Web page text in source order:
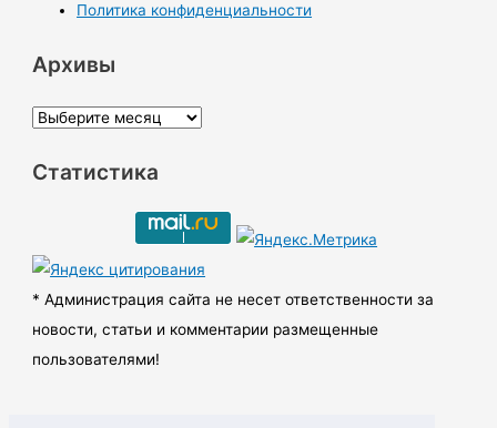
Политика конфиденциальности
Архивы
А
х
ы
Статистика
* Администрация сайта не несет ответственности за
новости, статьи и комментарии размещенные
пользователями!